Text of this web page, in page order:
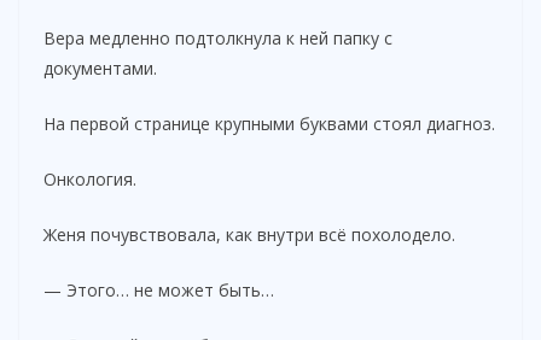
Вера медленно подтолкнула к ней папку с
документами.
На первой странице крупными буквами стоял диагноз.
Онкология.
Женя почувствовала, как внутри всё похолодело.
— Этого… не может быть…